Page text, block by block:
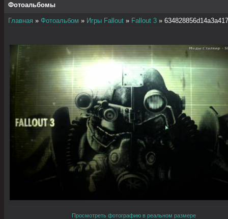
Фотоальбомы
Главная » Фотоальбом » Игры Fallout » Fallout 3 » 634828856d14a3a417
Просмотреть фотографию в реальном размере